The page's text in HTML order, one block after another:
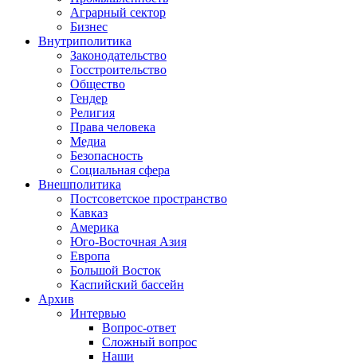
Аграрный сектор
Бизнес
Внутриполитика
Законодательство
Госстроительство
Общество
Гендер
Религия
Права человека
Медиа
Безопасность
Социальная сфера
Внешполитика
Постсоветское пространство
Кавказ
Америка
Юго-Восточная Азия
Европа
Большой Восток
Каспийский бассейн
Архив
Интервью
Вопрос-ответ
Сложный вопрос
Наши